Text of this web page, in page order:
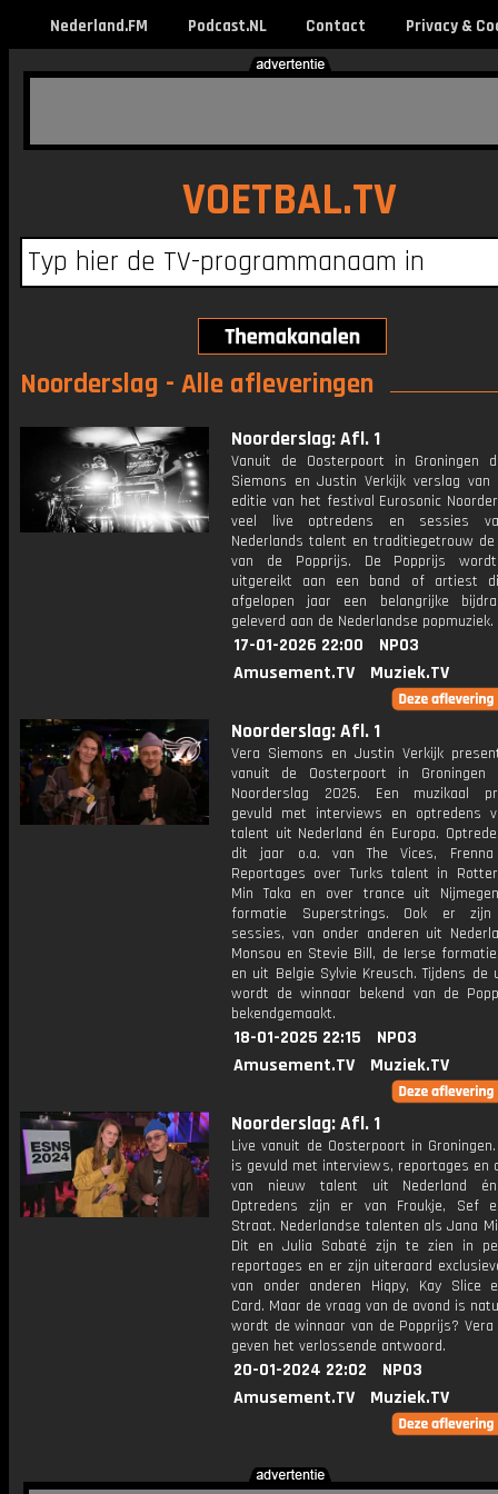
Nederland.FM Podcast.NL Contact Privacy &
VOETBAL.TV
Noorderslag - Alle afleveringen
Noorderslag: Afl. 1
Vanuit de Oosterpoort in Groningen
Siemons en Justin Verkijk verslag
editie van het festival Eurosonic
veel live optredens en sessies
Nederlands talent en traditiegetrouw
van de Popprijs. De Popprijs
uitgereikt aan een band of artiest
afgelopen jaar een belangrijke
geleverd aan de Nederlandse popmuziek.
17-01-2026 22:00
NPO3
Amusement.TV
Muziek.TV
Noorderslag: Afl. 1
Vera Siemons en Justin Verkijk
vanuit de Oosterpoort in Groningen
Noorderslag 2025. Een muzikaal
gevuld met interviews en optredens
talent uit Nederland én Europa.
dit jaar o.a. van The Vices,
Reportages over Turks talent in
Min Taka en over trance uit
formatie Superstrings. Ook er zijn
sessies, van onder anderen uit
Monsou en Stevie Bill, de Ierse
en uit Belgie Sylvie Kreusch. Tijdens de
wordt de winnaar bekend van de
bekendgemaakt.
18-01-2025 22:15
NPO3
Amusement.TV
Muziek.TV
Noorderslag: Afl. 1
Live vanuit de Oosterpoort in
is gevuld met interviews, reportages en
van nieuw talent uit Nederland én
Optredens zijn er van Froukje, Sef
Straat. Nederlandse talenten als Jana
Dit en Julia Sabaté zijn te zien in
reportages en er zijn uiteraard
van onder anderen Hiqpy, Kay Slice
Card. Maar de vraag van de avond is
wordt de winnaar van de Popprijs?
geven het verlossende antwoord.
20-01-2024 22:02
NPO3
Amusement.TV
Muziek.TV